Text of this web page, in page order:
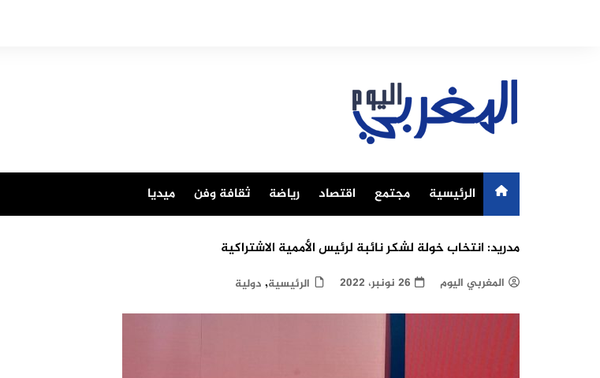
الرئيسية مجتمع اقتصاد رياضة ثقافة وفن ميديا
مدريد: انتخاب خولة لشكر نائبة لرئيس الأممية الاشتراكية
المغربي اليوم 26 نونبر، 2022 الرئيسية, دولية